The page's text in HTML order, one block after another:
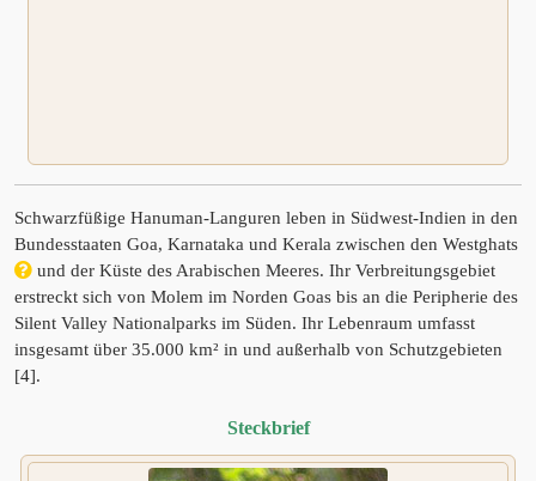
Schwarzfüßige Hanuman-Languren leben in Südwest-Indien in den
Bundesstaaten Goa, Karnataka und Kerala zwischen den Westghats
und der Küste des Arabischen Meeres. Ihr Verbreitungsgebiet
erstreckt sich von Molem im Norden Goas bis an die Peripherie des
Silent Valley Nationalparks im Süden. Ihr Lebenraum umfasst
insgesamt über 35.000 km² in und außerhalb von Schutzgebieten
[4].
Steckbrief